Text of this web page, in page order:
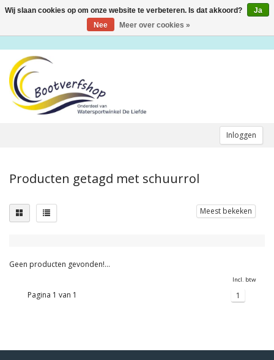
Inloggen
Toggle
Producten getagd met schuurrol
Meest bekeken
Geen producten gevonden!...
Incl. btw
Pagina 1 van 1 1
Wij slaan cookies op om onze website te verbeteren. Is dat akkoord?
Ja
Nee
Meer over cookies »